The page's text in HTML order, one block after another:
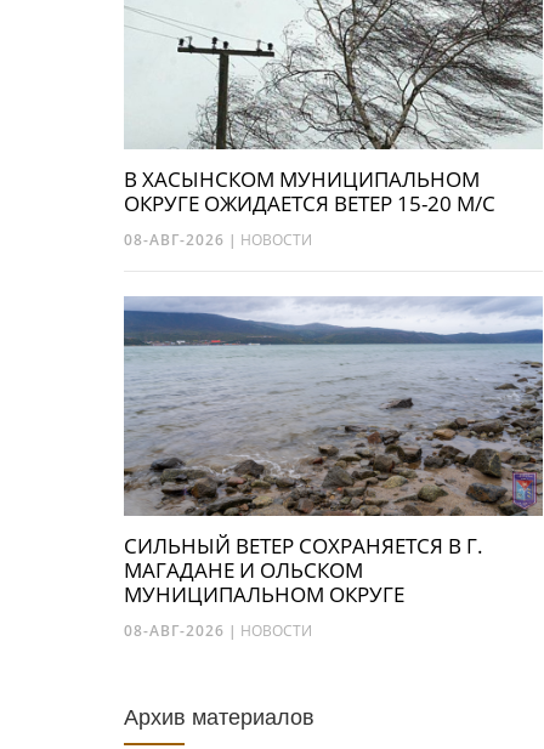
В ХАСЫНСКОМ МУНИЦИПАЛЬНОМ
ОКРУГЕ ОЖИДАЕТСЯ ВЕТЕР 15-20 М/С
08-АВГ-2026 | НОВОСТИ
СИЛЬНЫЙ ВЕТЕР СОХРАНЯЕТСЯ В Г.
МАГАДАНЕ И ОЛЬСКОМ
МУНИЦИПАЛЬНОМ ОКРУГЕ
08-АВГ-2026 | НОВОСТИ
Архив материалов